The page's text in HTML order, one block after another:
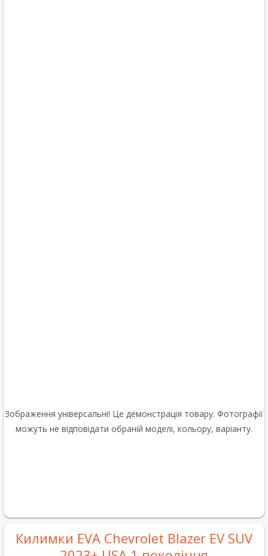
Зображення універсальні! Це демонстрація товару. Фотографії
можуть не відповідати обраній моделі, кольору, варіанту.
Килимки EVA Chevrolet Blazer EV SUV